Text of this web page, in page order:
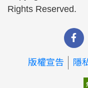
Rights Reserved.
版權宣告 隱